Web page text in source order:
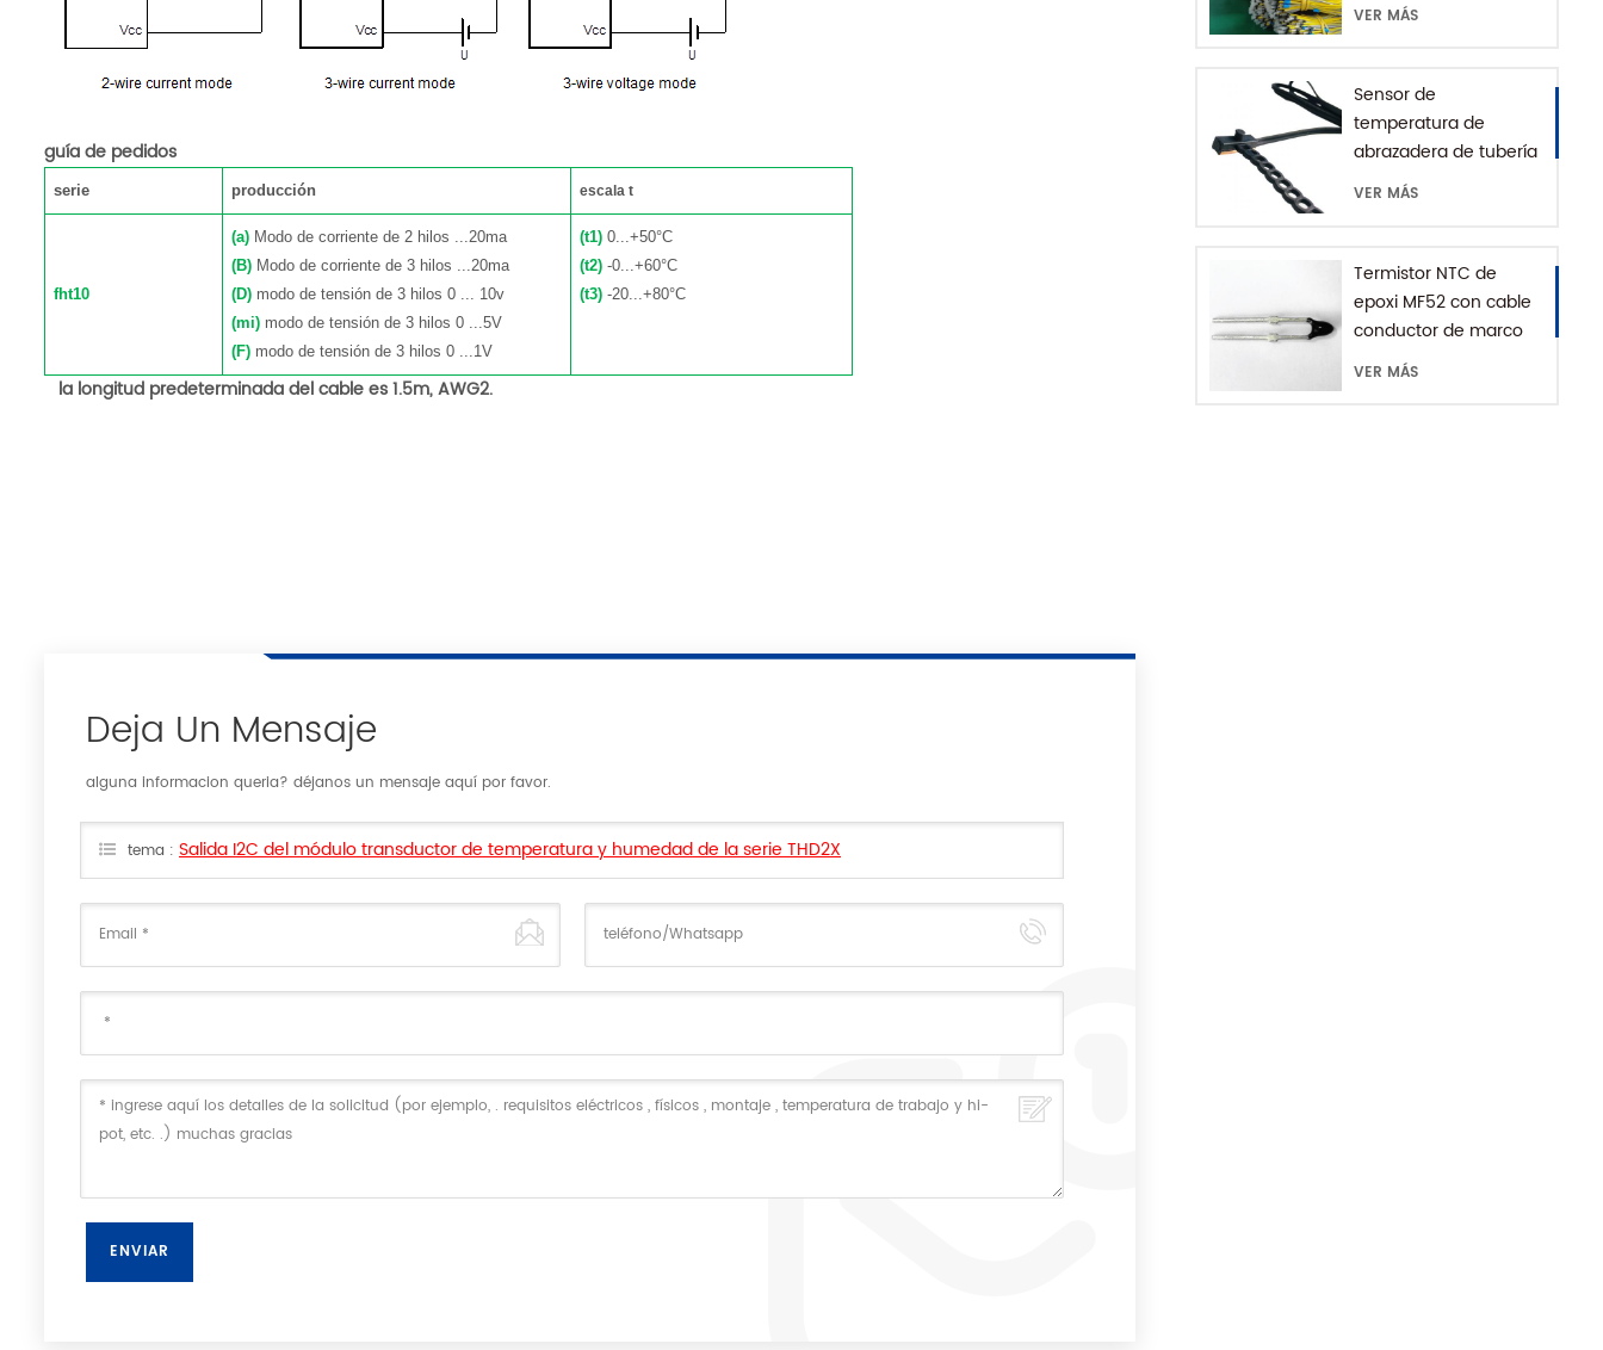
VER MÁS
Sensor de
temperatura de
abrazadera de tubería
de agua serie MFE-1
VER MÁS
Termistor NTC de
epoxi MF52 con cable
conductor de marco
VER MÁS
guía de pedidos
serie producción escala t
fht10
(a) Modo de corriente de 2 hilos ...20ma
(B) Modo de corriente de 3 hilos ...20ma
(D) modo de tensión de 3 hilos 0
10v
(mi) modo de tensión de 3 hilos 0 ...5V
(F) modo de tensión de 3 hilos 0 1V
(t1) 0...+50°C
(t2) -0...+60°C
(t3) -20...+80°C
la longitud predeterminada del cable es 1.5m, AWG2.
Deja Un Mensaje
alguna informacion queria? déjanos un mensaje aquí por favor.
tema :Salida I2C del módulo transductor de temperatura y humedad de la serie THD2X